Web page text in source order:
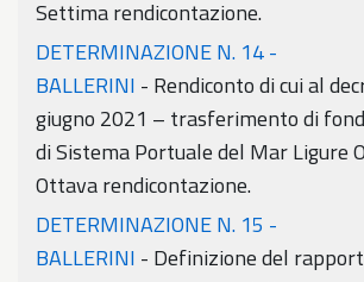
Settima rendicontazione.
DETERMINAZIONE N. 14 -
BALLERINI - Rendiconto di cui al
giugno 2021 – trasferimento di
di Sistema Portuale del Mar Ligure
Ottava rendicontazione.
DETERMINAZIONE N. 15 -
BALLERINI - Definizione del